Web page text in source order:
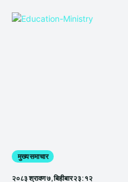
मुख्य समाचार
२०८३ श्रावण ७, बिहीबार २३:१२